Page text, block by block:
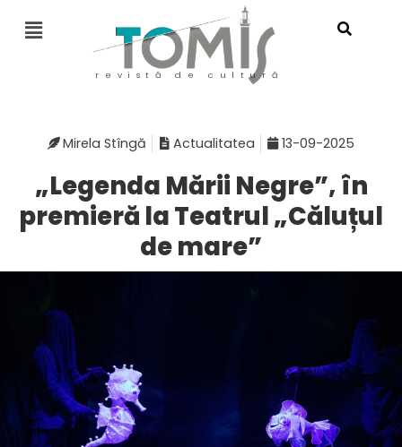
revistă de cultură
Mirela Stîngă Actualitatea 13-09-2025
„Legenda Mării Negre”, în
premieră la Teatrul „Căluțul
de mare”